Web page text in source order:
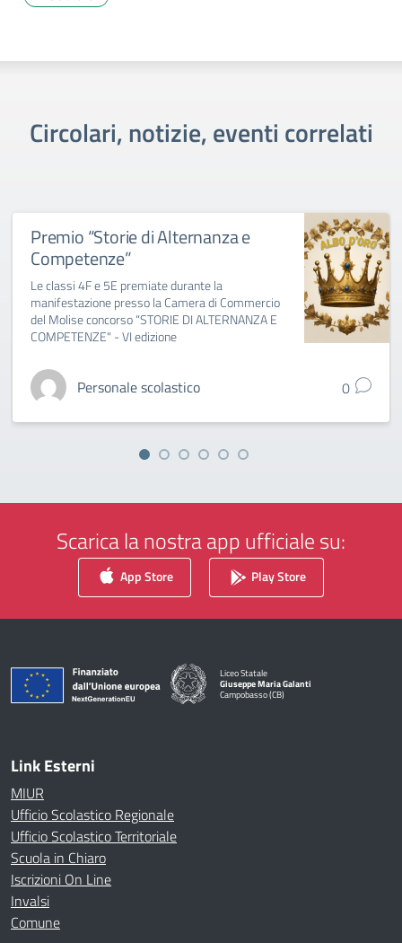
Circolari, notizie, eventi correlati
Premio “Storie di Alternanza e
Competenze”
Le classi 4F e 5E premiate durante la
manifestazione presso la Camera di Commercio
del Molise concorso “STORIE DI ALTERNANZA E
COMPETENZE" - VI edizione
Personale scolastico 0
Scarica la nostra app ufficiale su:
App Store Play Store
Liceo Statale
Giuseppe Maria Galanti
Campobasso (CB)
— Visita la pagina iniziale della scuola
Link Esterni
MIUR
Ufficio Scolastico Regionale
Ufficio Scolastico Territoriale
Scuola in Chiaro
Iscrizioni On Line
Invalsi
Comune